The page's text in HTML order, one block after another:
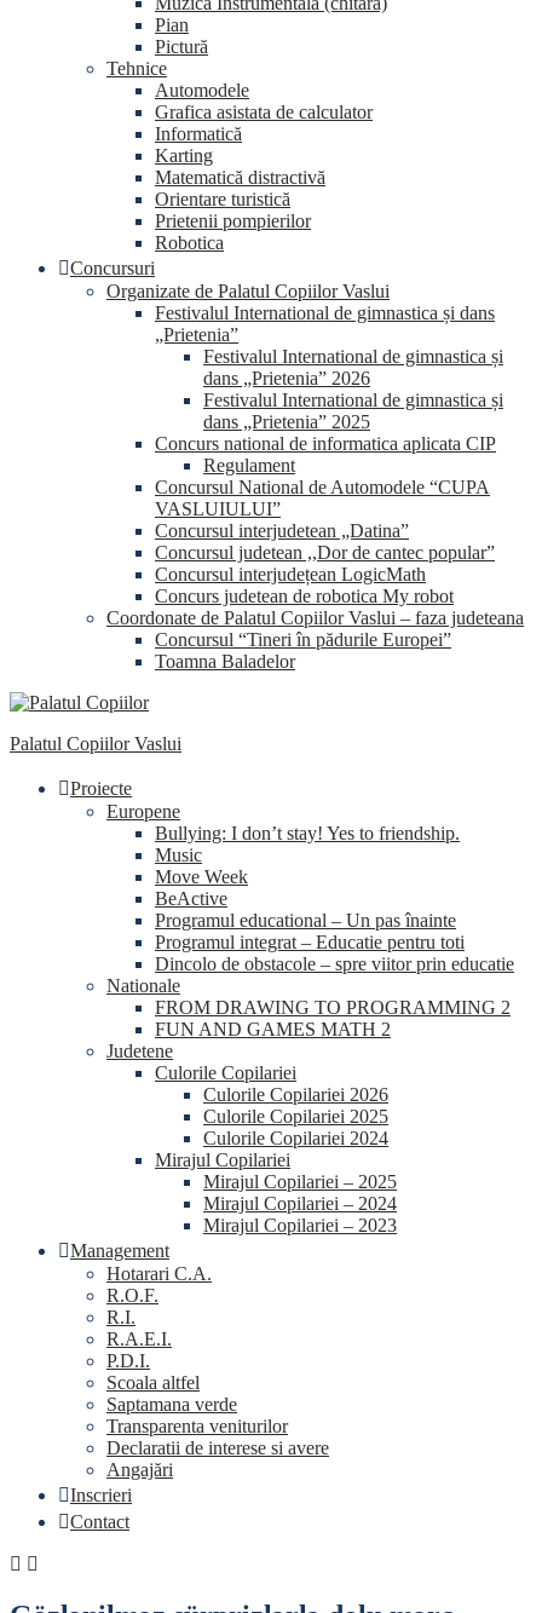
Pian
Pictură
Tehnice
Automodele
Grafica asistata de calculator
Informatică
Karting
Matematică distractivă
Orientare turistică
Prietenii pompierilor
Robotica
Concursuri
Organizate de Palatul Copiilor Vaslui
Festivalul International de gimnastica și dans
„Prietenia”
Festivalul International de gimnastica și
dans „Prietenia” 2026
Festivalul International de gimnastica și
dans „Prietenia” 2025
Concurs national de informatica aplicata CIP
Regulament
Concursul National de Automodele “CUPA
VASLUIULUI”
Concursul interjudetean „Datina”
Concursul judetean ,,Dor de cantec popular”
Concursul interjudețean LogicMath
Concurs judetean de robotica My robot
Coordonate de Palatul Copiilor Vaslui – faza judeteana
Concursul “Tineri în pădurile Europei”
Toamna Baladelor
Palatul Copiilor Vaslui
Proiecte
Europene
Bullying: I don’t stay! Yes to friendship.
Music
Move Week
BeActive
Programul educational – Un pas înainte
Programul integrat – Educatie pentru toti
Dincolo de obstacole – spre viitor prin educatie
Nationale
FROM DRAWING TO PROGRAMMING 2
FUN AND GAMES MATH 2
Judetene
Culorile Copilariei
Culorile Copilariei 2026
Culorile Copilariei 2025
Culorile Copilariei 2024
Mirajul Copilariei
Mirajul Copilariei – 2025
Mirajul Copilariei – 2024
Mirajul Copilariei – 2023
Management
Hotarari C.A.
R.O.F.
R.I.
R.A.E.I.
P.D.I.
Scoala altfel
Saptamana verde
Transparenta veniturilor
Declaratii de interese si avere
Angajări
Inscrieri
Contact